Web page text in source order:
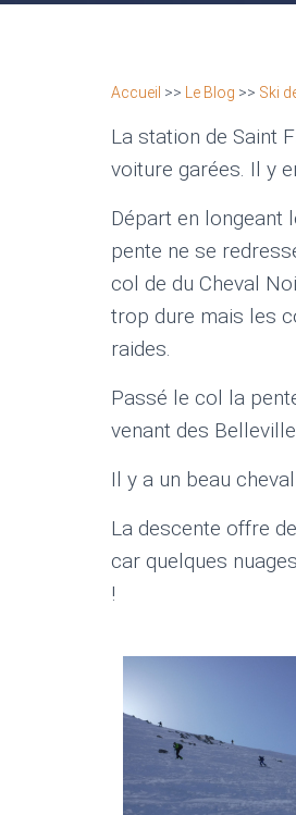
Accueil >> Le Blog >> Ski
La station de Saint
voiture garées. Il y
Départ en longeant
pente ne se
col de du Cheval
trop dure mais les
raides.
Passé le col la
venant des
Il y a un beau
La descente offre
car quelques
!